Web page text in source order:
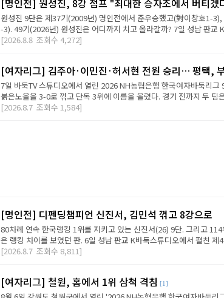
[명인전] 원성진, 8강 점프 "최대한 승자조에서 버티겠
원성진 9단은 제37기(2009년) 명인전에서 준우승했고(對이창호1-
-3). 49기(2026년) 원성진은 어디까지 치고 올라갈까? 7일 성남 판교
[2026.8.8 조회수 4,272]
[여자리그] 김주아·이민진·허서현 전원 승리… 평택,
7일 바둑TV 스튜디오에서 열린 2026 NH농협은행 한국여자바둑리
붉은노을을 3-0로 꺾고 단독 3위에 이름을 올렸다. 경기 전까지 두 팀
[2026.8.7 조회수 1,584]
[명인전] 디펜딩챔피언 신진서, 김민석 꺾고 8강으로
80차례 연속 한국랭킹 1위를 지키고 있는 신진서(26) 9단. 그리고
은 랭킹 차이를 보였던 판. 6일 성남 판교 K바둑스튜디오에서 펼친 제
[2026.8.7 조회수 8,811]
[여자리그] 철원, 홈에서 1위 삼척 격침 [1]